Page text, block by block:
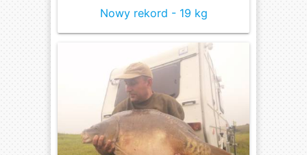
Nowy rekord - 19 kg